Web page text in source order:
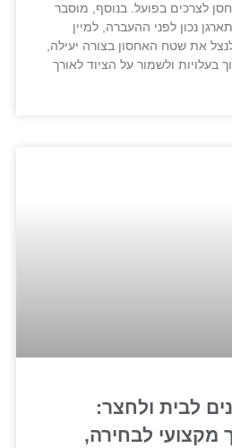
לצרכים בפועל. בנוסף, מוסבר
נכון לפני ההעברה, למיין
את שטח האחסון בצורה יעילה,
בעלויות ולשמור על הציוד לאורך
לבית ולחצר:
מקצועי לבחירה,